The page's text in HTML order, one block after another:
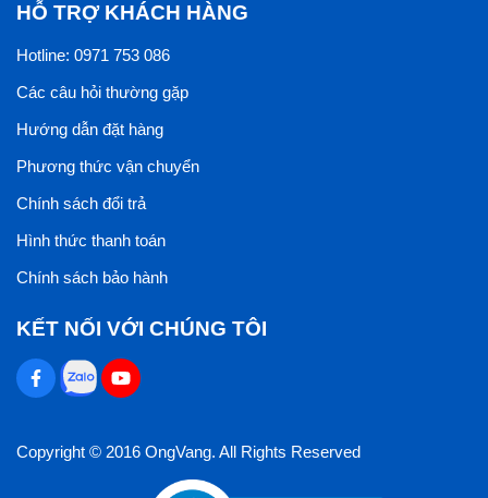
HỖ TRỢ KHÁCH HÀNG
Hotline: 0971 753 086
Các câu hỏi thường gặp
Hướng dẫn đặt hàng
Phương thức vận chuyển
Chính sách đổi trả
Hình thức thanh toán
Chính sách bảo hành
KẾT NỐI VỚI CHÚNG TÔI
Copyright © 2016 OngVang. All Rights Reserved